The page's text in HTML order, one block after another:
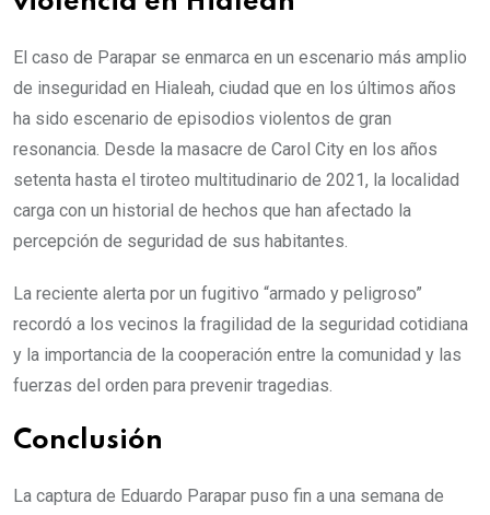
El caso de Parapar se enmarca en un escenario más amplio
de inseguridad en Hialeah, ciudad que en los últimos años
ha sido escenario de episodios violentos de gran
resonancia. Desde la masacre de Carol City en los años
setenta hasta el tiroteo multitudinario de 2021, la localidad
carga con un historial de hechos que han afectado la
percepción de seguridad de sus habitantes.
La reciente alerta por un fugitivo “armado y peligroso”
recordó a los vecinos la fragilidad de la seguridad cotidiana
y la importancia de la cooperación entre la comunidad y las
fuerzas del orden para prevenir tragedias.
Conclusión
La captura de Eduardo Parapar puso fin a una semana de